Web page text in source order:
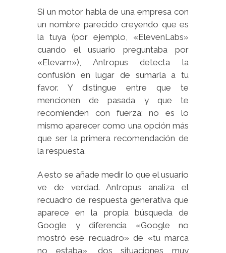
Si un motor habla de una empresa con
un nombre parecido creyendo que es
la tuya (por ejemplo, «ElevenLabs»
cuando el usuario preguntaba por
«Elevam»), Antropus detecta la
confusión en lugar de sumarla a tu
favor. Y distingue entre que te
mencionen de pasada y que te
recomienden con fuerza: no es lo
mismo aparecer como una opción más
que ser la primera recomendación de
la respuesta.
A esto se añade medir lo que el usuario
ve de verdad. Antropus analiza el
recuadro de respuesta generativa que
aparece en la propia búsqueda de
Google y diferencia «Google no
mostró ese recuadro» de «tu marca
no estaba», dos situaciones muy